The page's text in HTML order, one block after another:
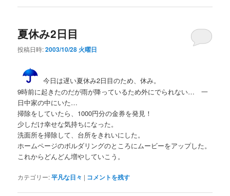
夏休み2日目
投稿日時:2003/10/28 火曜日
今日は遅い夏休み2日目のため、休み。
9時前に起きたのだが雨が降っているため外にでられない… 一
日中家の中にいた…
掃除をしていたら、1000円分の金券を発見！
少しだけ幸せな気持ちになった。
洗面所を掃除して、台所をきれいにした。
ホームページのボルダリングのところにムービーをアップした。
これからどんどん増やしていこう。
カテゴリー:平凡な日々 | コメントを残す